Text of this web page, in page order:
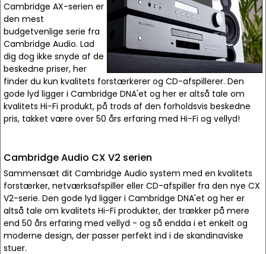
Cambridge AX-serien er
den mest
budgetvenlige serie fra
Cambridge Audio. Lad
dig dog ikke snyde af de
beskedne priser, her
finder du kun kvalitets forstærkerer og CD-afspillerer. Den
gode lyd ligger i Cambridge DNA'et og her er altså tale om
kvalitets Hi-Fi produkt, på trods af den forholdsvis beskedne
pris, takket være over 50 års erfaring med Hi-Fi og vellyd!
Cambridge Audio CX V2 serien
Sammensæt dit Cambridge Audio system med en kvalitets
forstærker, netværksafspiller eller CD-afspiller fra den nye CX
V2-serie. Den gode lyd ligger i Cambridge DNA'et og her er
altså tale om kvalitets Hi-Fi produkter, der trækker på mere
end 50 års erfaring med vellyd - og så endda i et enkelt og
moderne design, der passer perfekt ind i de skandinaviske
stuer.